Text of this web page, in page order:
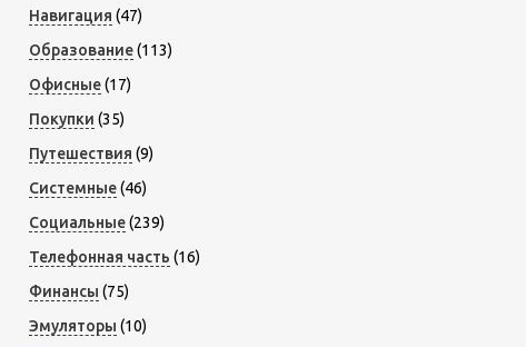
Навигация (47)
Образование(113)
Офисные(17)
Покупки (35)
Путешествия (9)
Системные(46)
Социальные(239)
Телефонная часть (16)
Финансы (75)
Эмуляторы (10)